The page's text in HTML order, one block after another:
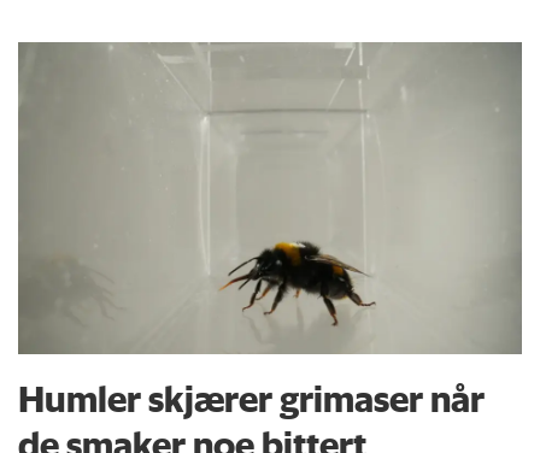
Humler skjærer grimaser når
de smaker noe bittert